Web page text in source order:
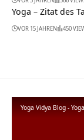
Yoga – Zitat des
VOR 15 JAHREN 450
Yoga Vidya Blog -